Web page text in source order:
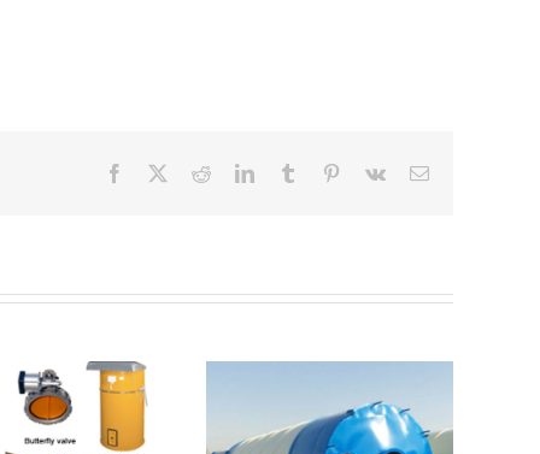
Facebook RedditLinkedInTumblr Pinterest
Vk Email